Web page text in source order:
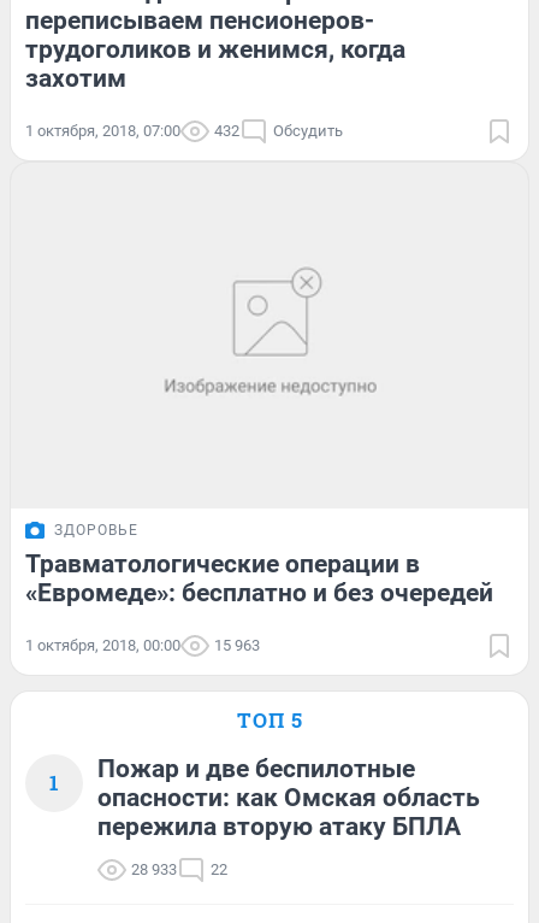
переписываем пенсионеров-
трудоголиков и женимся, когда
захотим
1 октября, 2018, 07:00 432 Обсудить
ЗДОРОВЬЕ
Травматологические операции в
«Евромеде»: бесплатно и без очередей
1 октября, 2018, 00:00 15 963
ТОП 5
1
Пожар и две беспилотные
опасности: как Омская область
пережила вторую атаку БПЛА
28 933 22